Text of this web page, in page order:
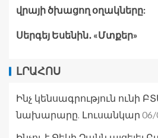
վրայի ծխացող օղակները:
Սերգեյ Եսենին․ «Մտքեր»
ԼՐԱՀՈՍ
Ինչ կենսագրություն ունի
նախարարը. Լուսանկար 06/